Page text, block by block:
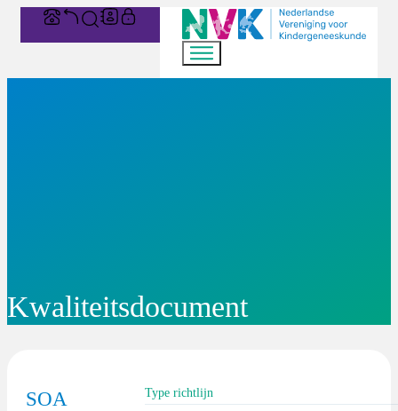
Kwaliteitsdocument
SOA Type richtlijn